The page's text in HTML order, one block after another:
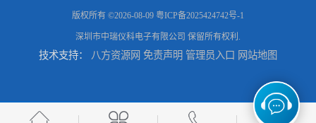
供应二手Agilent N9020A 系列皮肤偏向于 回收供应二手Agilent N9000A PSA系列频谱分析仪
版权所有 ©2026-08-09 粤ICP备2025424742号-1
深圳市中瑞仪科电子有限公司 保留所有权利.
技术支持： 八方资源网 免责声明 管理员入口 网站地图